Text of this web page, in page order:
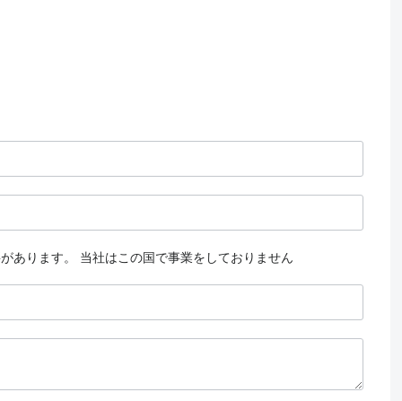
あります。 当社はこの国で事業をしておりません